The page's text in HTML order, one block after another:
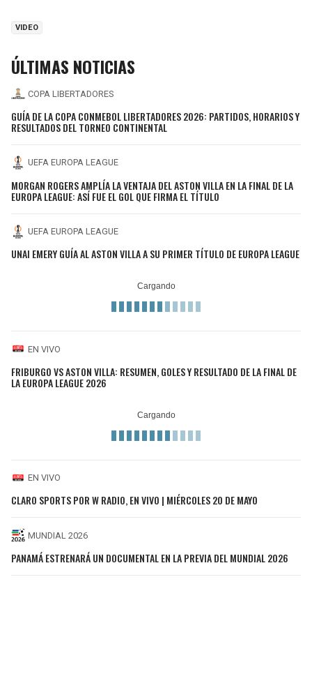
VIDEO
ÚLTIMAS NOTICIAS
COPA LIBERTADORES
GUÍA DE LA COPA CONMEBOL LIBERTADORES 2026: PARTIDOS, HORARIOS Y
RESULTADOS DEL TORNEO CONTINENTAL
UEFA EUROPA LEAGUE
MORGAN ROGERS AMPLÍA LA VENTAJA DEL ASTON VILLA EN LA FINAL DE LA
EUROPA LEAGUE: ASÍ FUE EL GOL QUE FIRMA EL TÍTULO
UEFA EUROPA LEAGUE
UNAI EMERY GUÍA AL ASTON VILLA A SU PRIMER TÍTULO DE EUROPA LEAGUE
EN VIVO
FRIBURGO VS ASTON VILLA: RESUMEN, GOLES Y RESULTADO DE LA FINAL DE
LA EUROPA LEAGUE 2026
EN VIVO
CLARO SPORTS POR W RADIO, EN VIVO | MIÉRCOLES 20 DE MAYO
MUNDIAL 2026
PANAMÁ ESTRENARÁ UN DOCUMENTAL EN LA PREVIA DEL MUNDIAL 2026